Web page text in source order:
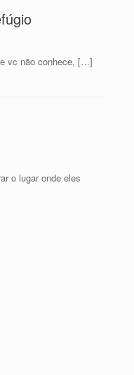
vc não conhece, […]
o lugar onde eles